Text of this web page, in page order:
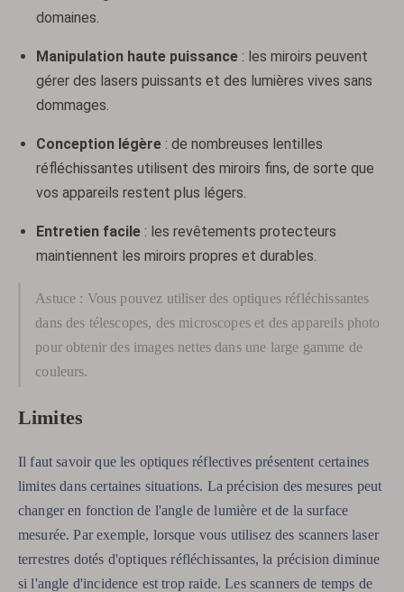
domaines.
Manipulation haute puissance : les miroirs peuvent
gérer des lasers puissants et des lumières vives sans
dommages.
Conception légère : de nombreuses lentilles
réfléchissantes utilisent des miroirs fins, de sorte que
vos appareils restent plus légers.
Entretien facile : les revêtements protecteurs
maintiennent les miroirs propres et durables.
Astuce : Vous pouvez utiliser des optiques réfléchissantes
dans des télescopes, des microscopes et des appareils photo
pour obtenir des images nettes dans une large gamme de
couleurs.
Limites
Il faut savoir que les optiques réflectives présentent certaines
limites dans certaines situations. La précision des mesures peut
changer en fonction de l'angle de lumière et de la surface
mesurée. Par exemple, lorsque vous utilisez des scanners laser
terrestres dotés d'optiques réfléchissantes, la précision diminue
si l'angle d'incidence est trop raide. Les scanners de temps de